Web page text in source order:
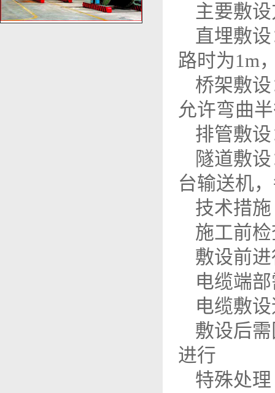
主要敷
直埋敷
路时为1m
桥架敷
允许弯曲
排管敷
隧道敷
台输送机
技术措施
施工前
敷设前
电缆端
电缆敷
敷设后
进行
特殊处理